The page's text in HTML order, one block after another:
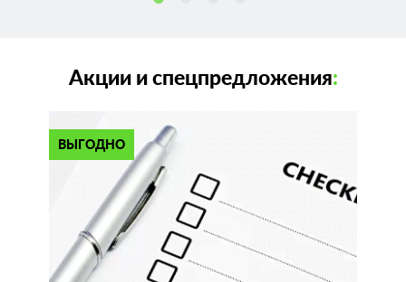
Акции и спецпредложения:
ВЫГОДНО